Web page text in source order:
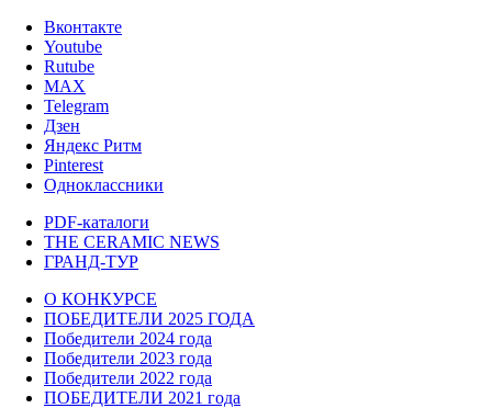
Вконтакте
Youtube
Rutube
MAX
Telegram
Дзен
Яндекс Ритм
Pinterest
Одноклассники
PDF-каталоги
THE CERAMIC NEWS
ГРАНД-ТУР
О КОНКУРСЕ
ПОБЕДИТЕЛИ 2025 ГОДА
Победители 2024 года
Победители 2023 года
Победители 2022 года
ПОБЕДИТЕЛИ 2021 года